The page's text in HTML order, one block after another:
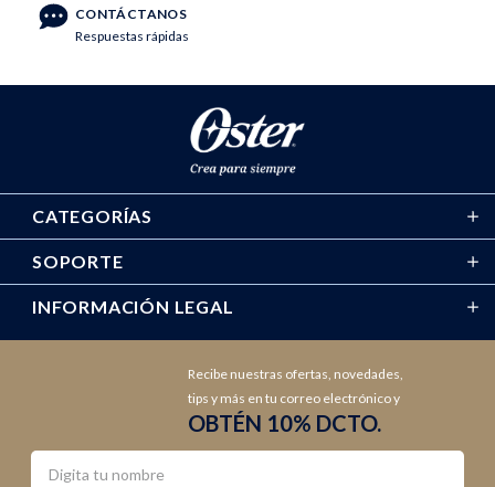
CONTÁCTANOS
Respuestas rápidas
CATEGORÍAS
SOPORTE
INFORMACIÓN LEGAL
Recibe nuestras ofertas, novedades,
tips y más en tu correo electrónico y
OBTÉN 10% DCTO.
Nombre